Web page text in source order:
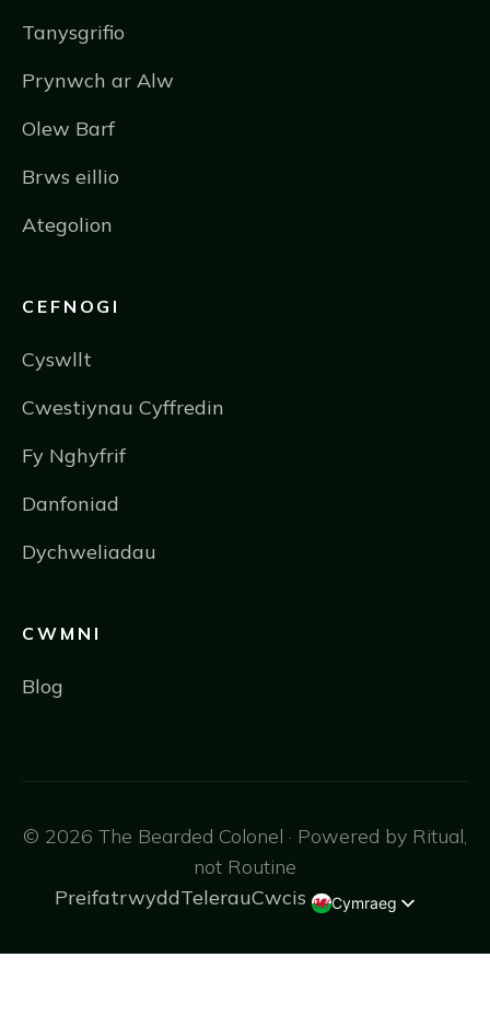
Tanysgrifio
Prynwch ar Alw
Olew Barf
Brws eillio
Ategolion
CEFNOGI
Cyswllt
Cwestiynau Cyffredin
Fy Nghyfrif
Danfoniad
Dychweliadau
CWMNI
Blog
PreifatrwyddTelerauCwcis Cymraeg
© 2026 The Bearded Colonel · Powered by Ritual,
not Routine